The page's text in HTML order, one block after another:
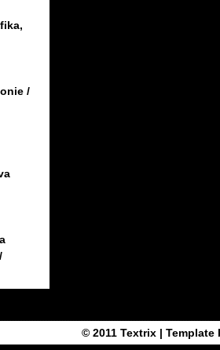
/
© 2011 Textrix| Template